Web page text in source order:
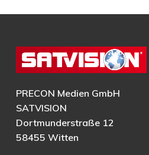
PRECON Medien GmbH
SATVISION
Dortmunderstraße 12
58455 Witten